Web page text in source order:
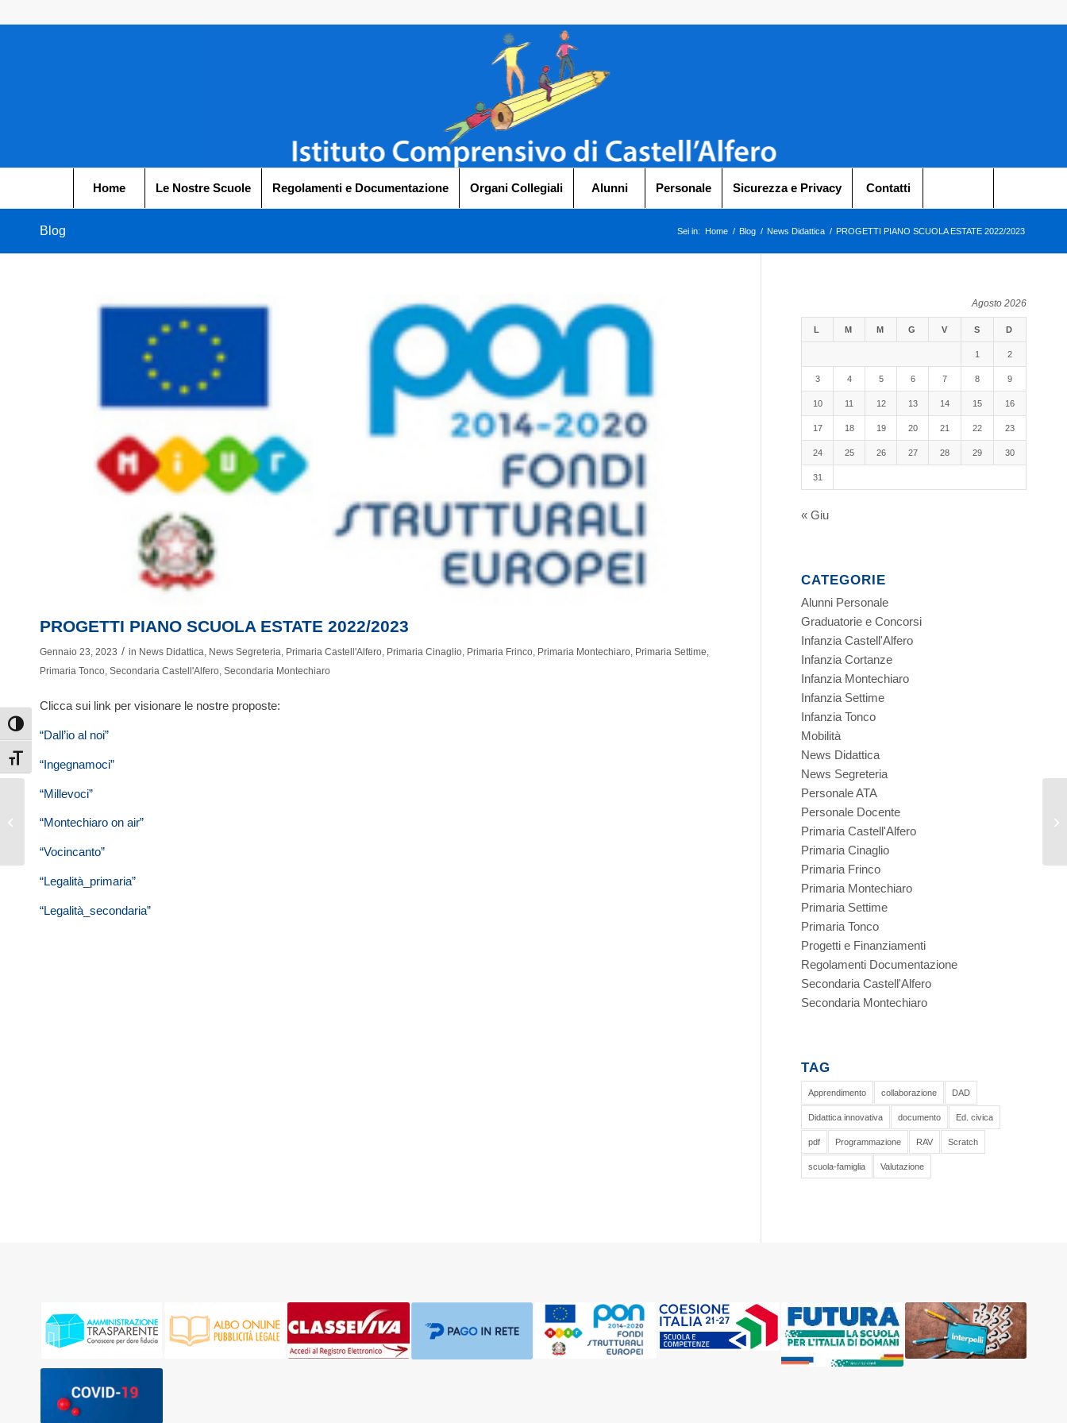
Attiva/disattiva alto contrasto
Attiva/disattiva dimensione testo
Home Le Nostre Scuole Regolamenti e Documentazione Organi Collegiali Alunni Personale Sicurezza e Privacy Contatti
Blog Sei in: Home / Blog / News Didattica / PROGETTI PIANO SCUOLA ESTATE 2022/2023
PROGETTI PIANO SCUOLA ESTATE 2022/2023
Gennaio 23, 2023 / in News Didattica News Segreteria Primaria Castell'Alfero Primaria Cinaglio Primaria Frinco Primaria Montechiaro Primaria Settime
Primaria Tonco Secondaria Castell'Alfero Secondaria Montechiaro
Clicca sui link per visionare le nostre proposte:
“Dall’io al noi”
“Ingegnamoci”
“Millevoci”
“Montechiaro on air”
“Vocincanto”
“Legalità_primaria”
“Legalità_secondaria”
Agosto 2026
L M M G V S D
1 2
3 4 5 6 7 8 9
10 11 12 13 14 15 16
17 18 19 20 21 22 23
24 25 26 27 28 29 30
31
« Giu
CATEGORIE
Alunni Personale
Graduatorie e Concorsi
Infanzia Castell'Alfero
Infanzia Cortanze
Infanzia Montechiaro
Infanzia Settime
Infanzia Tonco
Mobilità
News Didattica
News Segreteria
Personale ATA
Personale Docente
Primaria Castell'Alfero
Primaria Cinaglio
Primaria Frinco
Primaria Montechiaro
Primaria Settime
Primaria Tonco
Progetti e Finanziamenti
Regolamenti Documentazione
Secondaria Castell'Alfero
Secondaria Montechiaro
TAG
Apprendimento collaborazione DAD
Didattica innovativa documento Ed. civica
pdf Programmazione RAV Scratch
scuola-famiglia Valutazione
Limone Piemonte